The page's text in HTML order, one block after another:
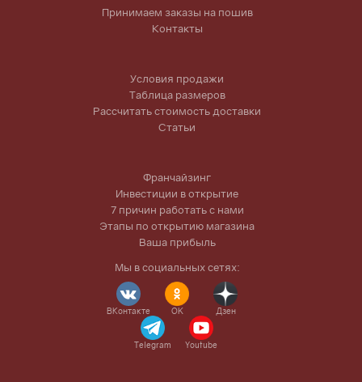
Принимаем заказы на пошив
Контакты
Условия продажи
Таблица размеров
Рассчитать стоимость доставки
Статьи
Франчайзинг
Инвестиции в открытие
7 причин работать с нами
Этапы по открытию магазина
Ваша прибыль
Мы в социальных сетях:
ВКонтакте OK Дзен
Telegram Youtube